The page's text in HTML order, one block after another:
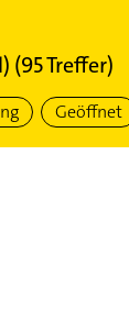
(95Treffer)
Geöffnet